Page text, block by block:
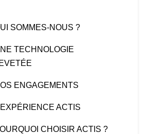
SOMMES-NOUS ?
TECHNOLOGIE
ENGAGEMENTS
ACTIS
CHOISIR ACTIS ?